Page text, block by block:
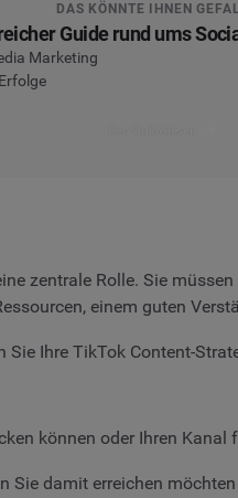
DAS KÖNNTE IHNEN
Guide rund ums
Marketing
zentrale Rolle. Sie
einem guten
Ihre TikTok Content-
können oder Ihren
Sie damit erreichen